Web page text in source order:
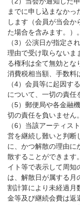
までに申し込まなか
します（会員が当会
た場合を含みます。）。
（3）公演日が指定さ
理由で受け取らないま
る権利は全て無効とな
消費税相当額、手数料
（4）会員等に起因す
について、一切の責任
（5）郵便局や各金融
切の責任を負いません。
（6）当該アーティス
営を継続し難いと判断
に、かつ解散の理由に
散することができます
イト等で表示して周知
は、解散日が属する月
割計算により未経過月
金等及び継続会費は返